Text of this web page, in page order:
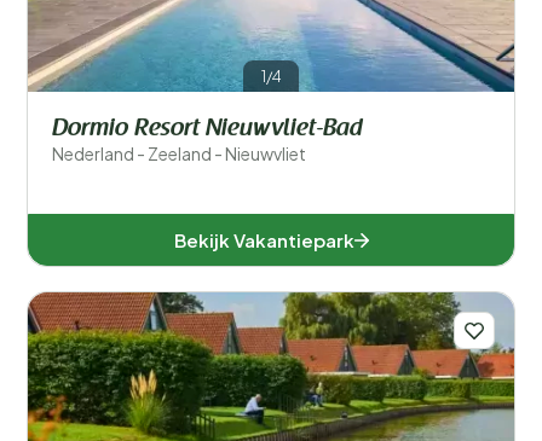
1/4
Dormio Resort Nieuwvliet-Bad
Nederland - Zeeland - Nieuwvliet
Bekijk Vakantiepark